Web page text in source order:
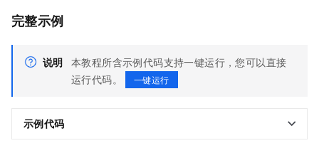
完整示例
说明 本教程所含示例代码支持一键运行，您可以直接
运行代码。
一键运行
示例代码